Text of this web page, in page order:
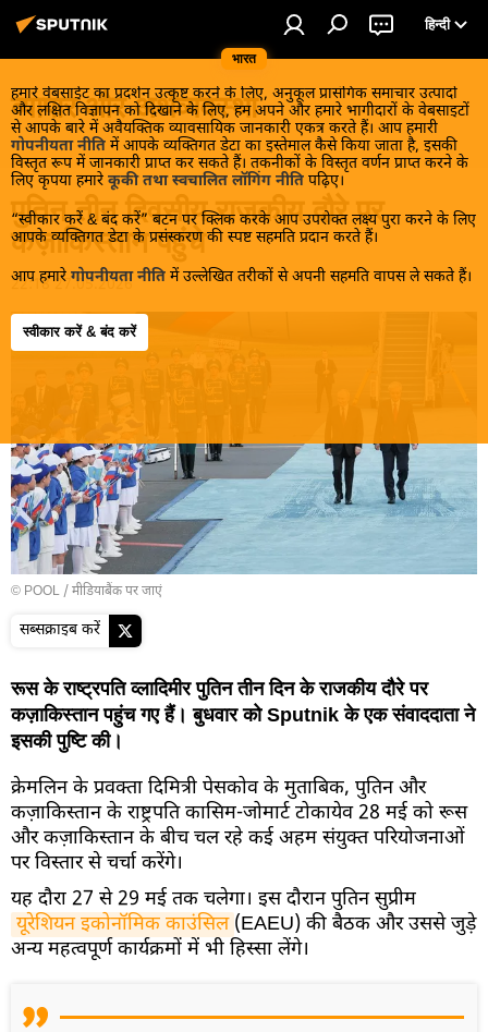
भारत
हिन्दी
हमारे वेबसाईट का प्रदर्शन उत्कृष्ट करने के लिए, अनुकूल प्रासंगिक समाचार उत्पादों
और लक्षित विज्ञापन को दिखाने के लिए, हम अपने और हमारे भागीदारों के वेबसाइटों
से आपके बारे में अवैयक्तिक व्यावसायिक जानकारी एकत्र करते हैं। आप हमारी
गोपनीयता नीति में आपके व्यक्तिगत डेटा का इस्तेमाल कैसे किया जाता है, इसकी
विस्तृत रूप में जानकारी प्राप्त कर सकते हैं। तकनीकों के विस्तृत वर्णन प्राप्त करने के
लिए कृपया हमारे कूकी तथा स्वचालित लॉगिंग नीति पढ़िए।
“स्वीकार करें & बंद करें” बटन पर क्लिक करके आप उपरोक्त लक्ष्य पुरा करने के लिए
आपके व्यक्तिगत डेटा के प्रसंस्करण की स्पष्ट सहमति प्रदान करते हैं।
आप हमारे गोपनीयता नीति में उल्लेखित तरीकों से अपनी सहमति वापस ले सकते हैं।
स्वीकार करें & बंद करें
व्यापार और अर्थव्यवस्था
पुतिन तीन दिवसीय राजकीय दौरे पर
कज़ाकिस्तान पहुंचे
22:18 27.05.2026
© POOL /मीडियाबैंक पर जाएं
सब्सक्राइब करें
रूस के राष्ट्रपति व्लादिमीर पुतिन तीन दिन के राजकीय दौरे पर
कज़ाकिस्तान पहुंच गए हैं। बुधवार को Sputnik के एक संवाददाता ने
इसकी पुष्टि की।
क्रेमलिन के प्रवक्ता दिमित्री पेसकोव के मुताबिक, पुतिन और
कज़ाकिस्तान के राष्ट्रपति कासिम-जोमार्ट टोकायेव 28 मई को रूस
और कज़ाकिस्तान के बीच चल रहे कई अहम संयुक्त परियोजनाओं
पर विस्तार से चर्चा करेंगे।
यह दौरा 27 से 29 मई तक चलेगा। इस दौरान पुतिन सुप्रीम
यूरेशियन इकोनॉमिक काउंसिल (EAEU) की बैठक और उससे जुड़े
अन्य महत्वपूर्ण कार्यक्रमों में भी हिस्सा लेंगे।